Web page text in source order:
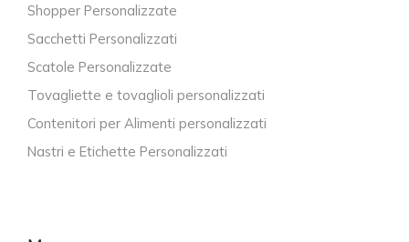
Shopper Personalizzate
Sacchetti Personalizzati
Scatole Personalizzate
Tovagliette e tovaglioli personalizzati
Contenitori per Alimenti personalizzati
Nastri e Etichette Personalizzati